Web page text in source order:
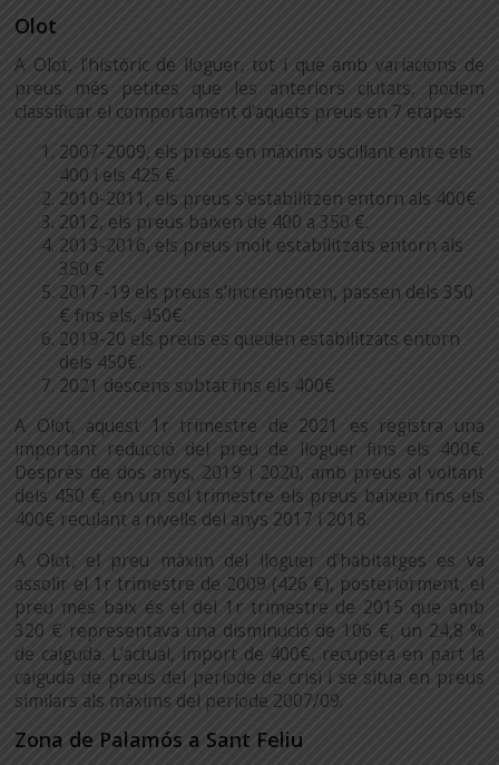
Olot
A Olot, l’històric de lloguer, tot i que amb variacions de
preus més petites que les anteriors ciutats, podem
classificar el comportament d’aquets preus en 7 etapes:
2007-2009, els preus en màxims oscil·lant entre els
400 i els 425 €.
2010-2011, els preus s’estabilitzen entorn als 400€.
2012, els preus baixen de 400 a 350 €.
2013-2016, els preus molt estabilitzats entorn als
350 €
2017 -19 els preus s’incrementen, passen dels 350
€ fins els, 450€.
2019-20 els preus es queden estabilitzats entorn
dels 450€.
2021 descens sobtat fins els 400€
A Olot, aquest 1r trimestre de 2021 es registra una
important reducció del preu de lloguer fins els 400€.
Després de dos anys, 2019 i 2020, amb preus al voltant
dels 450 €, en un sol trimestre els preus baixen fins els
400€ reculant a nivells del anys 2017 i 2018.
A Olot, el preu màxim del lloguer d’habitatges es va
assolir el 1r trimestre de 2009 (426 €), posteriorment, el
preu més baix és el del 1r trimestre de 2015 que amb
320 € representava una disminució de 106 €, un 24,8 %
de caiguda. L’actual, import de 400€, recupera en part la
caiguda de preus del període de crisi i se situa en preus
similars als màxims del període 2007/09.
Zona de Palamós a Sant Feliu